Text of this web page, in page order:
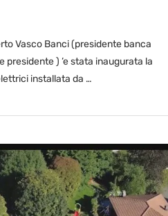
Vasco Banci (presidente banca
) ’e stata inaugurata la
installata da …